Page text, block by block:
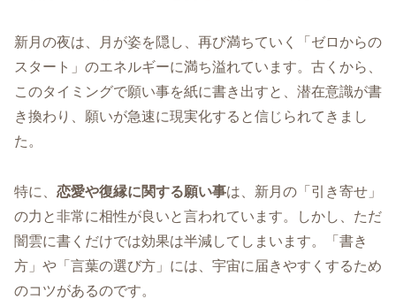
新月の夜は、月が姿を隠し、再び満ちていく「ゼロからの
スタート」のエネルギーに満ち溢れています。古くから、
このタイミングで願い事を紙に書き出すと、潜在意識が書
き換わり、願いが急速に現実化すると信じられてきまし
た。
特に、 恋愛や復縁に関する願い事は、新月の「引き寄せ」
の力と非常に相性が良いと言われています。しかし、ただ
闇雲に書くだけでは効果は半減してしまいます。「書き
方」や「言葉の選び方」には、宇宙に届きやすくするため
のコツがあるのです。